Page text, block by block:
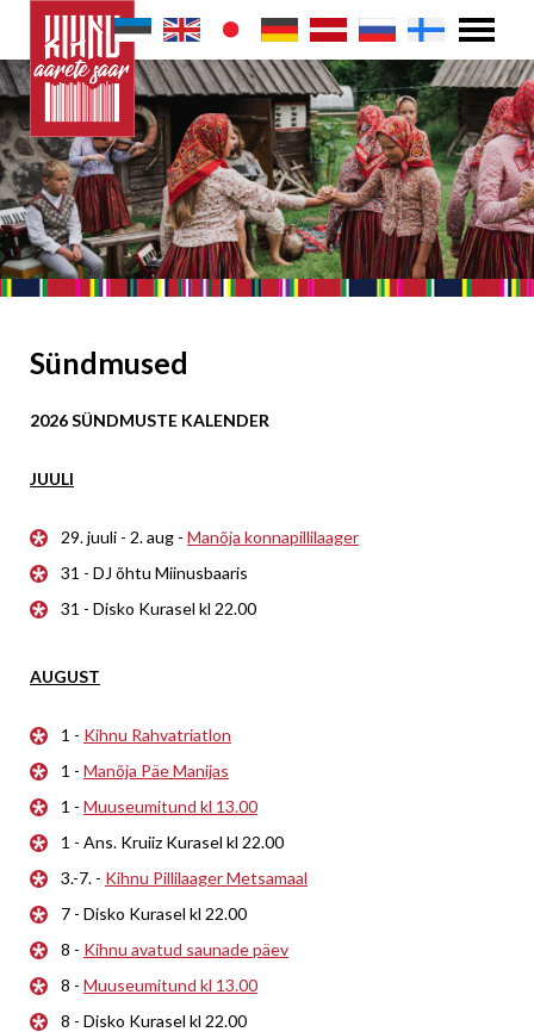
Sündmused
2026 SÜNDMUSTE KALENDER
JUULI
29. juuli - 2. aug - Manõja konnapillilaager
31 - DJ õhtu Miinusbaaris
31 - Disko Kurasel kl 22.00
AUGUST
1 - Kihnu Rahvatriatlon
1 - Manõja Päe Manijas
1 - Muuseumitund kl 13.00
1 - Ans. Kruiiz Kurasel kl 22.00
3.-7. - Kihnu Pillilaager Metsamaal
7 - Disko Kurasel kl 22.00
8 - Kihnu avatud saunade päev
8 - Muuseumitund kl 13.00
8 - Disko Kurasel kl 22.00